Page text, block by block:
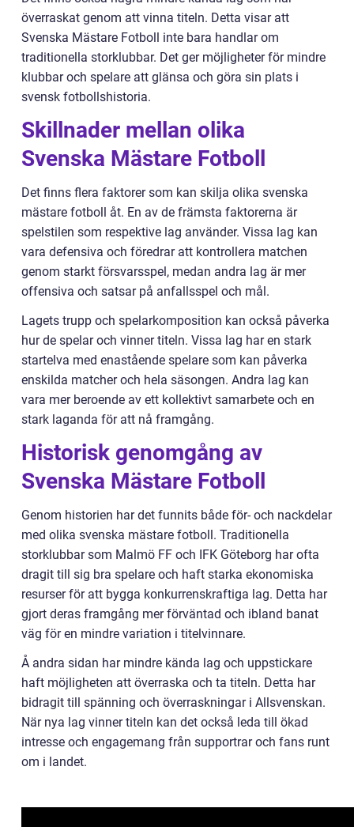
överraskat genom att vinna titeln. Detta visar att
Svenska Mästare Fotboll inte bara handlar om
traditionella storklubbar. Det ger möjligheter för mindre
klubbar och spelare att glänsa och göra sin plats i
svensk fotbollshistoria.
Skillnader mellan olika
Svenska Mästare Fotboll
Det finns flera faktorer som kan skilja olika svenska
mästare fotboll åt. En av de främsta faktorerna är
spelstilen som respektive lag använder. Vissa lag kan
vara defensiva och föredrar att kontrollera matchen
genom starkt försvarsspel, medan andra lag är mer
offensiva och satsar på anfallsspel och mål.
Lagets trupp och spelarkomposition kan också påverka
hur de spelar och vinner titeln. Vissa lag har en stark
startelva med enastående spelare som kan påverka
enskilda matcher och hela säsongen. Andra lag kan
vara mer beroende av ett kollektivt samarbete och en
stark laganda för att nå framgång.
Historisk genomgång av
Svenska Mästare Fotboll
Genom historien har det funnits både för- och nackdelar
med olika svenska mästare fotboll. Traditionella
storklubbar som Malmö FF och IFK Göteborg har ofta
dragit till sig bra spelare och haft starka ekonomiska
resurser för att bygga konkurrenskraftiga lag. Detta har
gjort deras framgång mer förväntad och ibland banat
väg för en mindre variation i titelvinnare.
Å andra sidan har mindre kända lag och uppstickare
haft möjligheten att överraska och ta titeln. Detta har
bidragit till spänning och överraskningar i Allsvenskan.
När nya lag vinner titeln kan det också leda till ökad
intresse och engagemang från supportrar och fans runt
om i landet.